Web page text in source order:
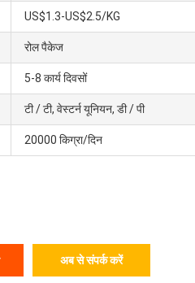
US$1.3-US$2.5/KG
रोल पैकेज
5-8 कार्य दिवसों
टी / टी, वेस्टर्न यूनियन, डी / पी
20000 किग्रा/दिन
अब से संपर्क करें